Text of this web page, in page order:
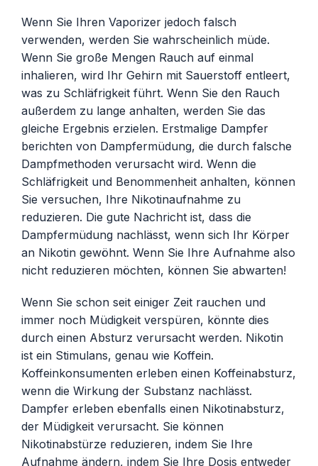
Wenn Sie Ihren Vaporizer jedoch falsch
verwenden, werden Sie wahrscheinlich müde.
Wenn Sie große Mengen Rauch auf einmal
inhalieren, wird Ihr Gehirn mit Sauerstoff entleert,
was zu Schläfrigkeit führt. Wenn Sie den Rauch
außerdem zu lange anhalten, werden Sie das
gleiche Ergebnis erzielen. Erstmalige Dampfer
berichten von Dampfermüdung, die durch falsche
Dampfmethoden verursacht wird. Wenn die
Schläfrigkeit und Benommenheit anhalten, können
Sie versuchen, Ihre Nikotinaufnahme zu
reduzieren. Die gute Nachricht ist, dass die
Dampfermüdung nachlässt, wenn sich Ihr Körper
an Nikotin gewöhnt. Wenn Sie Ihre Aufnahme also
nicht reduzieren möchten, können Sie abwarten!
Wenn Sie schon seit einiger Zeit rauchen und
immer noch Müdigkeit verspüren, könnte dies
durch einen Absturz verursacht werden. Nikotin
ist ein Stimulans, genau wie Koffein.
Koffeinkonsumenten erleben einen Koffeinabsturz,
wenn die Wirkung der Substanz nachlässt.
Dampfer erleben ebenfalls einen Nikotinabsturz,
der Müdigkeit verursacht. Sie können
Nikotinabstürze reduzieren, indem Sie Ihre
Aufnahme ändern, indem Sie Ihre Dosis entweder